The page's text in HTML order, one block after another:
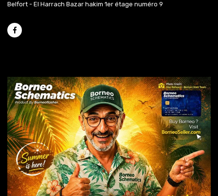
Belfort - El Harrach Bazar hakim 1er étage numéro 9